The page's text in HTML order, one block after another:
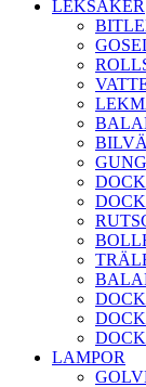
LEKSAKER
LAMPOR